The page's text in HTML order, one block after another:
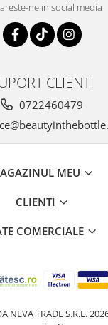
ne in social media
CLIENTI
0722460479
MEU
CLIENTI
COMERCIALE
NEVA TRADE S.R.L.